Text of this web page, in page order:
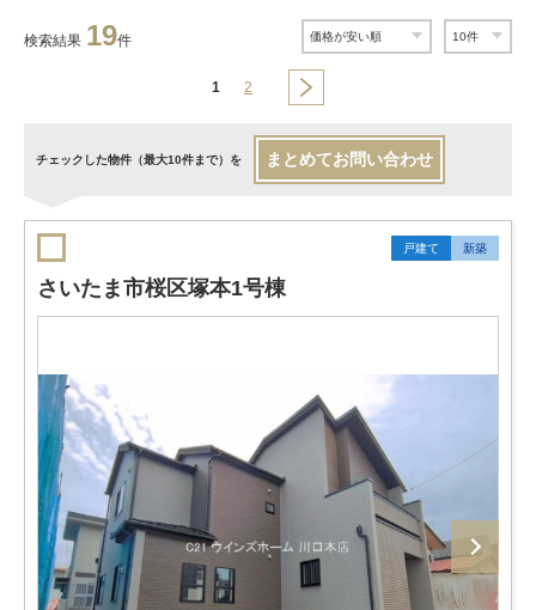
検索結果 19件
1 2
チェックした物件（最大10件まで）を まとめてお問い合わせ
戸建て 新築
さいたま市桜区塚本1号棟